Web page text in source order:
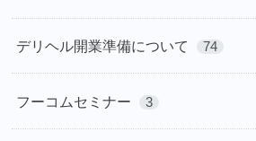
デリヘル開業準備について 74
フーコムセミナー 3